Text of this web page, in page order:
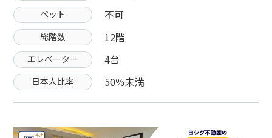
ペット 不可
総階数 12階
エレベーター 4台
日本人比率 50％未満